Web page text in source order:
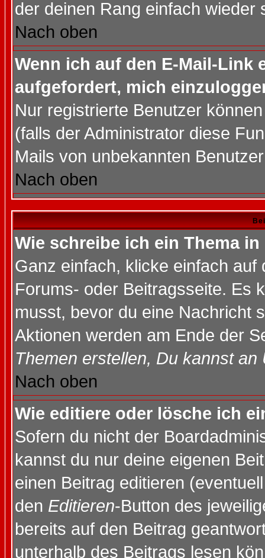
der deinen Rang einfach wieder
Nach oben
Wenn ich auf den E-Mail-Link
aufgefordert, mich
Nur registrierte Benutzer
(falls der Administrator diese
Mails von unbekannten
Nach oben
Wie schreibe ich ein Thema
Ganz einfach, klicke einfach
Forums- oder Beitragsseite. Es
musst, bevor du eine Nachricht
Aktionen werden am Ende der
Themen erstellen, Du kannst
Nach oben
Wie editiere oder lösche ich
Sofern du nicht der
kannst du nur deine eigenen
einen Beitrag editieren
den Editieren-Button des
bereits auf den Beitrag
unterhalb des Beitrags lesen